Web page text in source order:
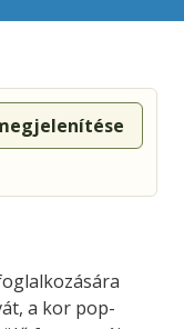
a kor pop-